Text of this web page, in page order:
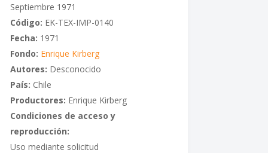
Septiembre 1971
Código: EK-TEX-IMP-0140
Fecha: 1971
Fondo: Enrique Kirberg
Autores: Desconocido
País: Chile
Productores: Enrique Kirberg
Condiciones de acceso y
reproducción:
Uso mediante solicitud